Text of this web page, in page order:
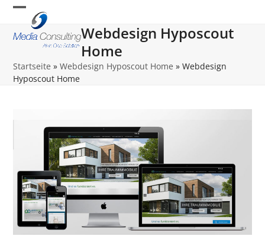
Skip
content
Open
mobile
menu
Close
mobile
menu
Webdesign Hyposcout
Home
Startseite »Webdesign Hyposcout Home »Webdesign
Hyposcout Home